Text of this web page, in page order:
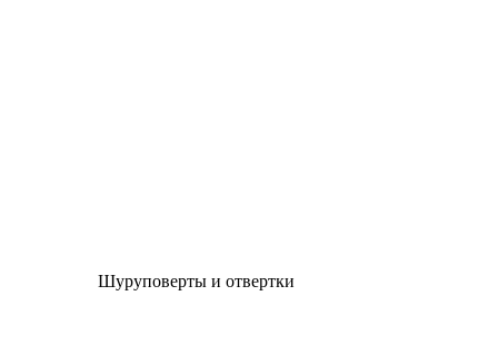
Шуруповерты и отвертки